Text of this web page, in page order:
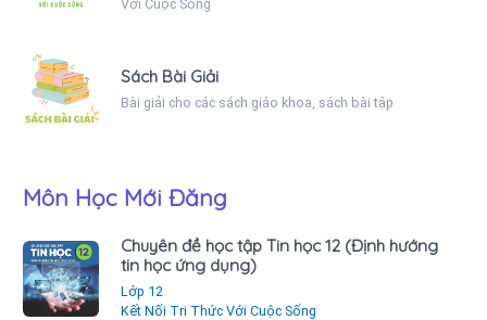
Với Cuộc Sống
Sách Bài Giải
Bài giải cho các sách giáo khoa, sách bài tập
Môn Học Mới Đăng
Chuyên đề học tập Tin học 12 (Định hướng
tin học ứng dụng)
Lớp 12
Kết Nối Tri Thức Với Cuộc Sống